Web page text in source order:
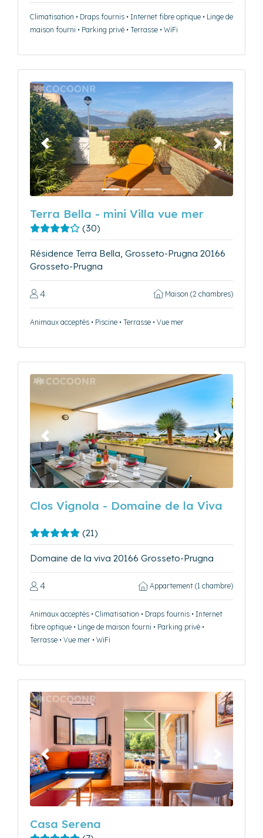
Climatisation • Draps fournis • Internet fibre optique • Linge de
maison fourni • Parking privé • Terrasse • WiFi
Précédent Suivant
Terra Bella - mini Villa vue mer
(30)
Résidence Terra Bella, Grosseto-Prugna 20166
Grosseto-Prugna
4 Maison (2 chambres)
Animaux acceptés • Piscine • Terrasse • Vue mer
Précédent Suivant
Clos Vignola - Domaine de la Viva
(21)
Domaine de la viva 20166 Grosseto-Prugna
4 Appartement (1 chambre)
Animaux acceptés • Climatisation • Draps fournis • Internet
fibre optique • Linge de maison fourni • Parking privé •
Terrasse • Vue mer • WiFi
Précédent
Casa Serena